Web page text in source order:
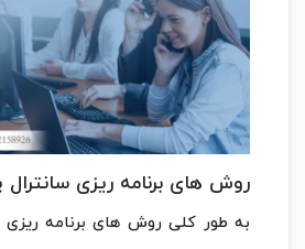
روش های برنامه ریزی سانترال
به طور کلی روش های برنامه ریزی